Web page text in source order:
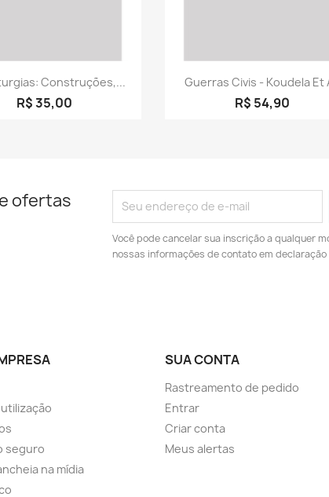
rápida
Construções,...
R$ 35,00
Visualização
Guerras Civis - Koudela Et
R$ 54,90
ofertas
Você pode cancelar sua inscrição a qualquer
nossas informações de contato em declaração
seguro
na mídia
SUA CONTA
Rastreamento de pedido
Entrar
Criar conta
Meus alertas